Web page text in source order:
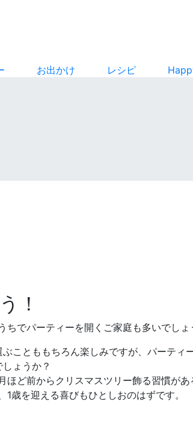
お出かけ レシピ
！
でパーティーを開くご家庭も多いでしょ
ことももちろん楽しみですが、パーティ
ょうか？
ほど前からクリスマスツリー飾る習慣が
歳を迎える喜びもひとしおのはずです。